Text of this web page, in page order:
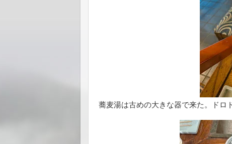
蕎麦湯は古めの大きな器で来た。ドロ